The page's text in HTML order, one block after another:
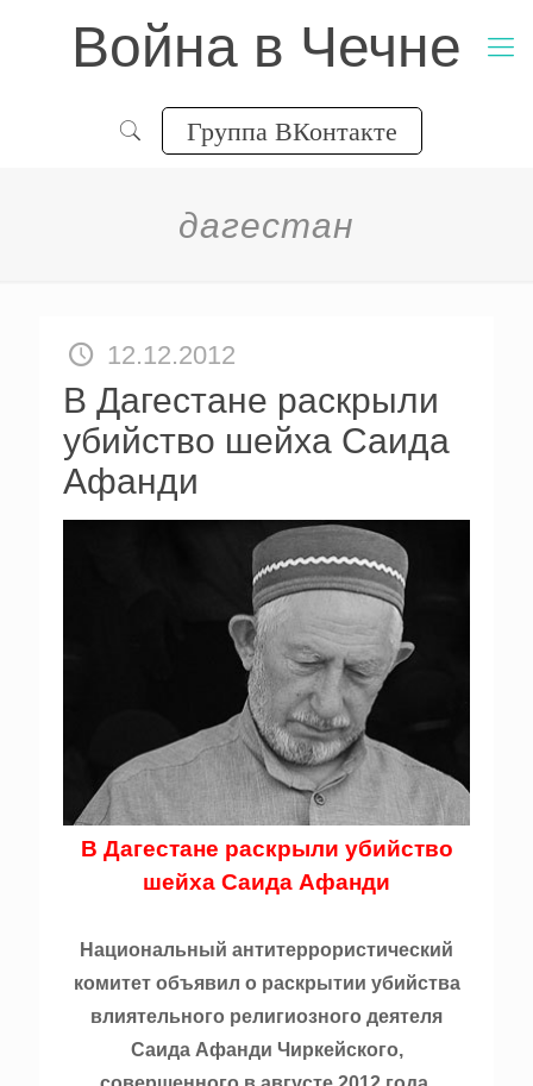
Война в Чечне
Группа ВКонтакте
дагестан
12.12.2012
В Дагестане раскрыли
убийство шейха Саида
Афанди
В Дагестане раскрыли убийство
шейха Саида Афанди
Национальный антитеррористический
комитет объявил о раскрытии убийства
влиятельного религиозного деятеля
Саида Афанди Чиркейского,